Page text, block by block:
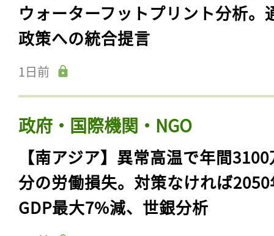
ウォーターフットプリント分析。
政策への統合提言
1日前
政府・国際機関・NGO
【南アジア】異常高温で年間
分の労働損失。対策なければ
GDP最大7%減、世銀分析